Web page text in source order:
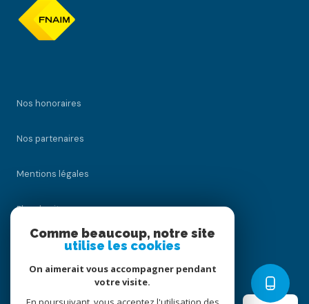
Nos honoraires
Nos partenaires
Mentions légales
Plan du site
Comme beaucoup, notre site
utilise les cookies
On aimerait vous accompagner pendant
votre visite.